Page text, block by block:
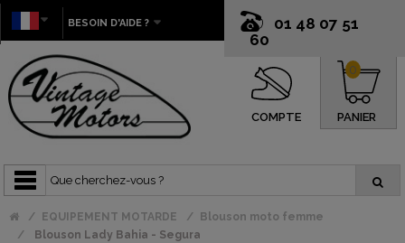
01 48 07 51
60
BESOIN D'AIDE ?
COMPTE PANIER
0
EQUIPEMENT MOTARDE
Blouson moto femme
Blouson Lady Bahia - Segura